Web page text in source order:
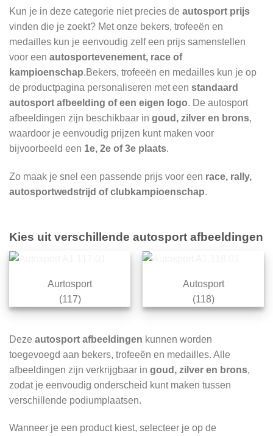
Kun je in deze categorie niet precies de autosport prijs
vinden die je zoekt? Met onze bekers, trofeeën en
medailles kun je eenvoudig zelf een prijs samenstellen
voor een autosportevenement, race of
kampioenschap.Bekers, trofeeën en medailles kun je op
de productpagina personaliseren met een standaard
autosport afbeelding of een eigen logo. De autosport
afbeeldingen zijn beschikbaar in goud, zilver en brons,
waardoor je eenvoudig prijzen kunt maken voor
bijvoorbeeld een 1e, 2e of 3e plaats.
Zo maak je snel een passende prijs voor een race, rally,
autosportwedstrijd of clubkampioenschap.
Kies uit verschillende autosport afbeeldingen
Aurtosport
(117)
Autosport
(118)
Deze autosport afbeeldingen kunnen worden
toegevoegd aan bekers, trofeeën en medailles. Alle
afbeeldingen zijn verkrijgbaar in goud, zilver en brons,
zodat je eenvoudig onderscheid kunt maken tussen
verschillende podiumplaatsen.
Wanneer je een product kiest, selecteer je op de